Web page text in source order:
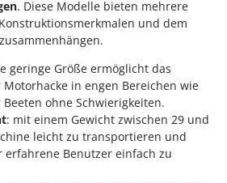
. Diese Modelle bieten mehrere
und dem
geringe Größe ermöglicht das
in engen Bereichen wie
ohne Schwierigkeiten.
: mit einem Gewicht zwischen 29 und
leicht zu transportieren und
erfahrene Benutzer einfach zu